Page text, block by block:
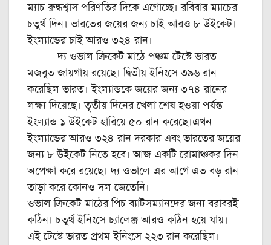
ম্যাচ রুদ্ধশ্বাস পরিণতির দিকে এগোচ্ছে। রবিবার ম্যাচের
চতুর্থ দিন। ভারতের জয়ের জন্য চাই আরও ৮ উইকেট।
ইংল্যান্ডের চাই আরও ৩২৪ রান।
দ্য ওভাল ক্রিকেট মাঠে পঞ্চম টেস্টে ভারত
মজবুত জায়গায় রয়েছে। দ্বিতীয় ইনিংসে ৩৯৬ রান
করেছিল ভারত। ইংল্যান্ডকে জয়ের জন্য ৩৭৪ রানের
লক্ষ্য দিয়েছে। তৃতীয় দিনের খেলা শেষ হওয়া পর্যন্ত
ইংল্যান্ড ১ উইকেট হারিয়ে ৫০ রান করেছে।এখন
ইংল্যান্ডের আরও ৩২৪ রান দরকার এবং ভারতের জয়ের
জন্য ৮ উইকেট নিতে হবে। আজ একটি রোমাঞ্চকর দিন
অপেক্ষা করে রয়েছে। দ্য ওভালে এর আগে এত বড় রান
তাড়া করে কোনও দল জেতেনি।
ওভাল ক্রিকেট মাঠের পিচ ব্যাটসম্যানদের জন্য বরাবরই
কঠিন। চতুর্থ ইনিংসে চ্যালেঞ্জ আরও কঠিন হয়ে যায়।
এই টেস্টে ভারত প্রথম ইনিংসে ২২৩ রান করেছিল।